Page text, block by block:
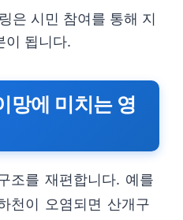
은 시민 참여를 통해 지
이 됩니다.
망에 미치는 영
조를 재편합니다. 예를
천이 오염되면 산개구